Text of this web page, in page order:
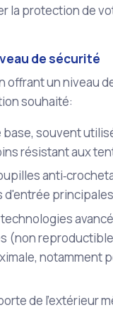
la protection de
de sécurité
offrant un niveau
souhaité:
base, souvent
résistant aux
d'entrée
(non
notamment
de l'extérieur